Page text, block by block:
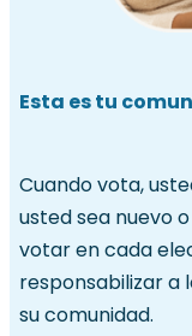
Esta es tu
Cuando vota,
usted sea nuevo
votar en cada
responsabilizar a
su comunidad.